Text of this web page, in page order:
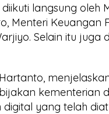
langsung oleh
Menteri Keuangan
Selain itu juga
kementerian
yang telah